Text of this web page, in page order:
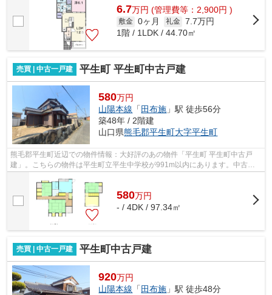
6.7万円 (管理費等：2,900円 )
敷金 0ヶ月 礼金 7.7万円
1階 / 1LDK / 44.70㎡
売買 | 中古一戸建 平生町 平生町中古戸建
580万円
山陽本線 「 田布施 」駅 徒歩56分
築48年 / 2階建
山口県熊毛郡平生町大字平生町
熊毛郡平生町近辺での物件情報：大好評のあの物件「平生町 平生町中古戸
建」。こちらの物件は平生町立平生中学校が991m以内にあります。中古の
戸建て物件は幅広い年齢層の方からニーズ...
580万円
- / 4DK / 97.34㎡
売買 | 中古一戸建 平生町中古戸建
920万円
山陽本線 「 田布施 」駅 徒歩48分